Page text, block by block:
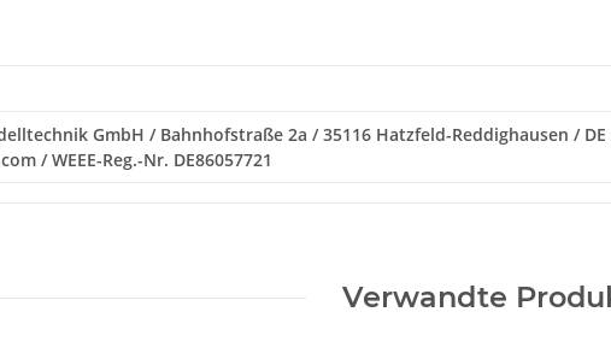
GmbH / Bahnhofstraße 2a / 35116 Hatzfeld-Reddighausen /
/ WEEE-Reg.-Nr. DE86057721
Verwandte